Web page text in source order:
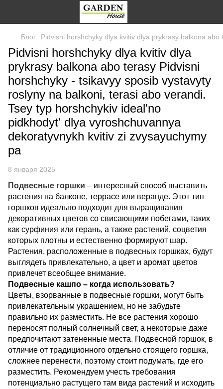
Блог Pidvisni horshchyky dlya kvitiv dlya prykrasy balkona
Pidvisni horshchyky dlya kvitiv dlya
prykrasy balkona abo terasy Pidvisni
horshchyky - tsikavyy sposib vystavyty
roslyny na balkoni, terasi abo verandi.
Tsey typ horshchykiv idealʹno
pidkhodytʹ dlya vyroshchuvannya
dekoratyvnykh kvitiv zi zvysayuchymy
pa
8 января 2025
Подвесные горшки – интересный способ выставить
растения на балконе, террасе или веранде. Этот тип
горшков идеально подходит для выращивания
декоративных цветов со свисающими побегами, таких
как сурфиния или герань, а также растений, соцветия
которых плотны и естественно формируют шар.
Растения, расположенные в подвесных горшках, будут
выглядеть привлекательно, а цвет и аромат цветов
привлечет всеобщее внимание.
Подвесные кашпо – когда использовать?
Цветы, взорванные в подвесные горшки, могут быть
привлекательным украшением, но не забудьте
правильно их разместить. Не все растения хорошо
переносят полный солнечный свет, а некоторые даже
предпочитают затененные места. Подвесной горшок, в
отличие от традиционного отдельно стоящего горшка,
сложнее перенести, поэтому стоит подумать, где его
разместить. Рекомендуем учесть требования
потенциально растущего там вида растений и исходить